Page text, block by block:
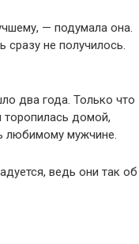
— подумала она.
не получилось.
два года. Только что
домой,
любимому мужчине.
ведь они так об